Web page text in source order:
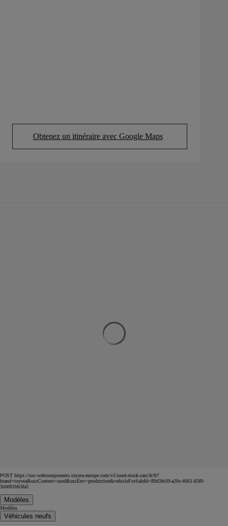
Obtenez un itinéraire avec Google Maps
(Opens in new tab)
POST https://usc-webcomponents.toyota-europe.com/v1/used-stock-cars/fr/fr?
brand=toyota&uscContext=used&uscEnv=production&vehicleForSaleId=89d3fe39-a20c-4061-83f0-
3cb001bb3fa5
Modèles
Modèles
Véhicules neufs